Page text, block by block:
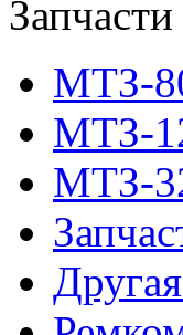
Запчасти
МТЗ-
МТЗ-
МТЗ-